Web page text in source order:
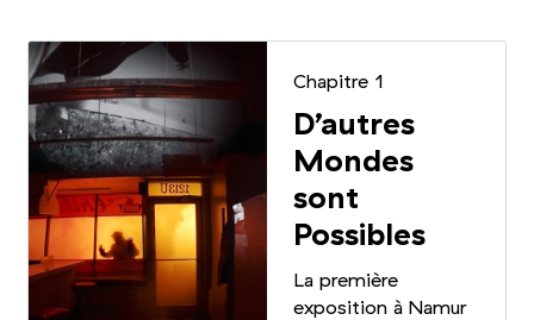
Chapitre 1
D’autres
Mondes
sont
Possibles
La première
exposition à Namur